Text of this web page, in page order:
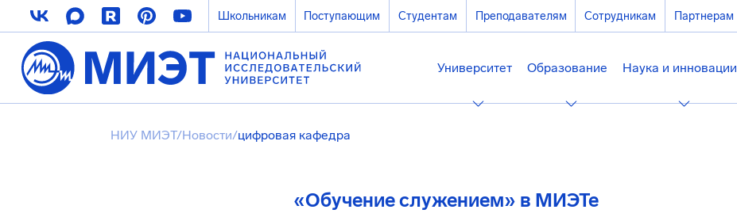
Школьникам Поступающим Студентам Преподавателям Сотрудникам Партнерам
Университет Образование Наука и инновации
НИУ МИЭТ/Новости/цифровая кафедра
«Обучение служением» в МИЭТе